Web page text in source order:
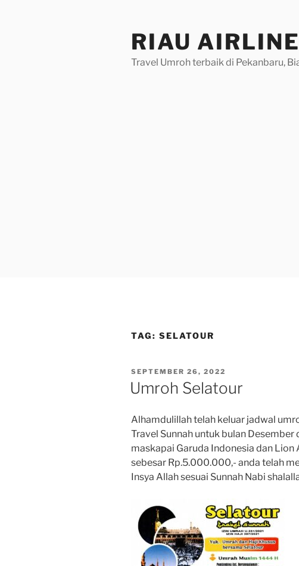
RIAU
Travel Umroh terbaik di Pekanbaru,
TAG: SELATOUR
POSTED
ON
SEPTEMBER 26, 2022
Umroh Selatour
Alhamdulillah telah keluar jadwal
Travel Sunnah untuk bulan
maskapai Garuda Indonesia dan Lion
sebesar Rp.5.000.000,- anda telah
Insya Allah sesuai Sunnah Nabi